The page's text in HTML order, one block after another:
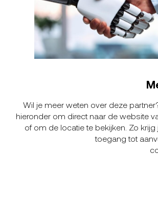
Wil je meer weten over deze
hieronder om direct naar de website
of om de locatie te bekijken. Zo
toegang tot